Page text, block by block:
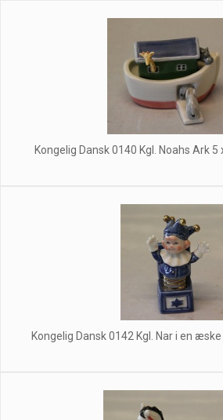
Kongelig Dansk 0140 Kgl. Noahs Ark 5
Kongelig Dansk 0142 Kgl. Nar i en æske